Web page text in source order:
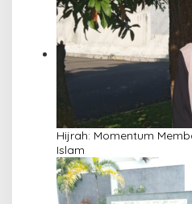
Hijrah: Momentum
Islam